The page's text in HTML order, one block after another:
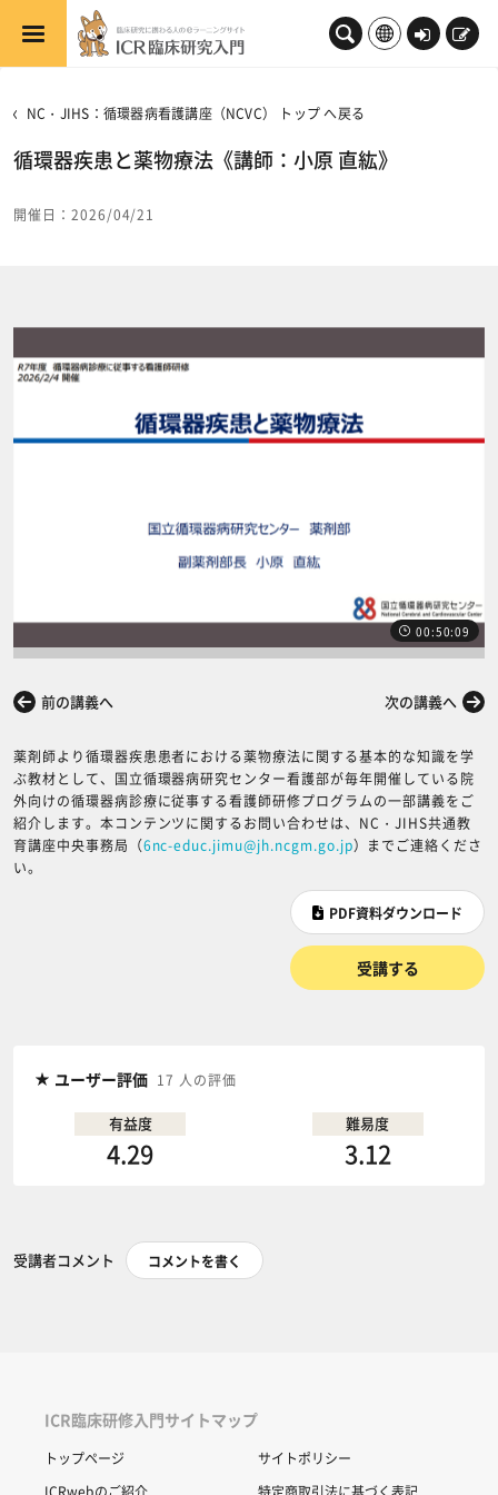
メインコンテンツへスキップする
ロ
新
NC・JIHS：循環器病看護講座（NCVC） トップ へ戻る
循環器疾患と薬物療法《講師：小原 直紘》
開催日：2026/04/21
00:50:09
前の講義へ 次の講義へ
薬剤師より循環器疾患患者における薬物療法に関する基本的な知識を学
ぶ教材として、国立循環器病研究センター看護部が毎年開催している院
外向けの循環器病診療に従事する看護師研修プログラムの一部講義をご
紹介します。本コンテンツに関するお問い合わせは、NC・JIHS共通教
育講座中央事務局（6nc-educ.jimu@jh.ncgm.go.jp）までご連絡くださ
い。
PDF資料ダウンロード
受講する
ユーザー評価 17 人の評価
有益度
4.29
難易度
3.12
受講者コメント コメントを書く
ICR臨床研修入門サイトマップ
トップページ
サイトポリシー